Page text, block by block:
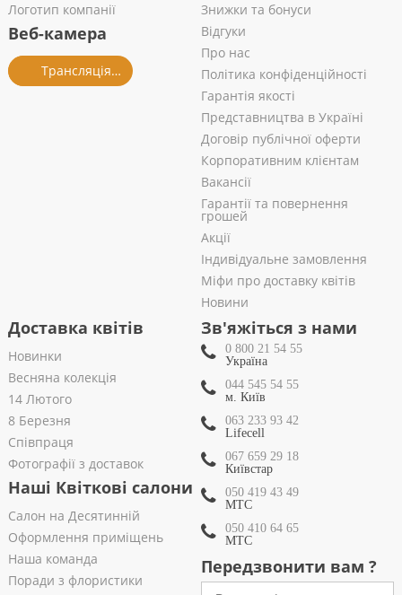
Логотип компанії
Веб-камера
Трансляція із салону
Знижки та бонуси
Відгуки
Про нас
Політика конфіденційності
Гарантія якості
Представництва в Україні
Договір публічної оферти
Корпоративним клієнтам
Вакансії
Гарантії та повернення
грошей
Акції
Індивідуальне замовлення
Міфи про доставку квітів
Новини
Доставка квітів
Новинки
Весняна колекція
14 Лютого
8 Березня
Співпраця
Фотографії з доставок
Наші Квіткові салони
Салон на Десятинній
Оформлення приміщень
Наша команда
Поради з флористики
Зв'яжіться з нами
0 800 21 54 55
Україна
044 545 54 55
м. Київ
063 233 93 42
Lifecell
067 659 29 18
Київстар
050 419 43 49
МТС
050 410 64 65
МТС
Передзвонити вам ?